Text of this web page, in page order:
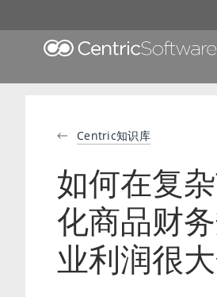
Centric知识库
如何在复
化商品财
业利润很